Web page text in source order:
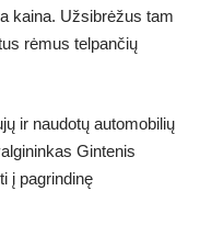
kaina. Užsibrėžus tam
rėmus telpančių
ir naudotų automobilių
Gintenis
į pagrindinę